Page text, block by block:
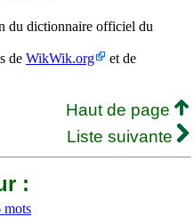
du dictionnaire officiel du
de WikWik.org
et de
Haut de page
Liste suivante
:
mots